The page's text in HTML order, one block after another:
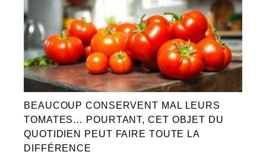
BEAUCOUP CONSERVENT MAL LEURS
TOMATES… POURTANT, CET OBJET DU
QUOTIDIEN PEUT FAIRE TOUTE LA
DIFFÉRENCE